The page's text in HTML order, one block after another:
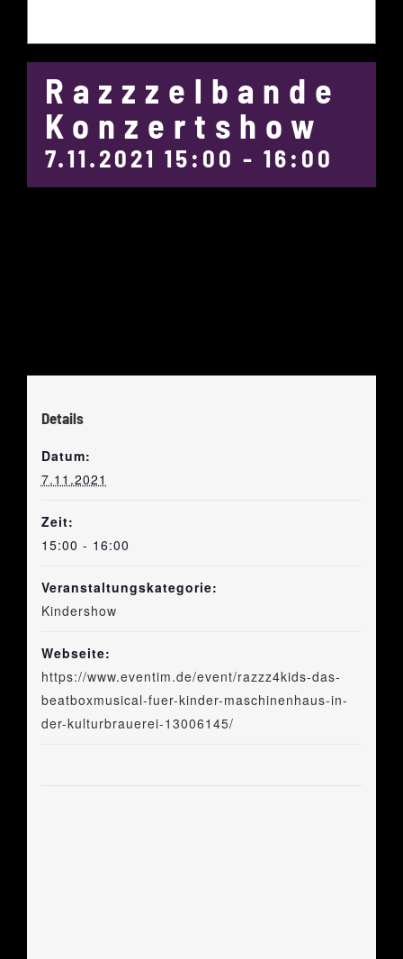
Razzzelbande
Konzertshow
7.11.2021 15:00 - 16:00
Details
Datum:
7.11.2021
Zeit:
15:00 - 16:00
Veranstaltungskategorie:
Kindershow
Webseite:
https://www.eventim.de/event/razzz4kids-das-
beatboxmusical-fuer-kinder-maschinenhaus-in-
der-kulturbrauerei-13006145/